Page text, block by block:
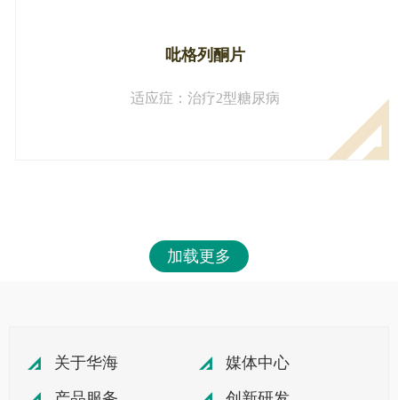
吡格列酮片
适应症：治疗2型糖尿病
加载更多
关于华海
媒体中心